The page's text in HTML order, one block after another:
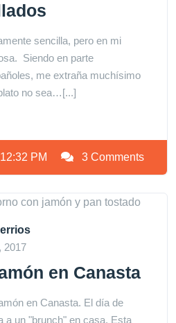
sencilla, pero en mi
Siendo en parte
me extraña muchísimo
no sea…[...]
12:32 PM 3 Comments
2017
en Canasta
en Canasta. El día de
a un "brunch" en casa. Esta